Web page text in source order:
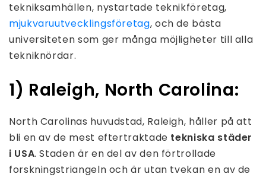
tekniksamhällen, nystartade teknikföretag,
mjukvaruutvecklingsföretag, och de bästa
universiteten som ger många möjligheter till alla
tekniknördar.
1) Raleigh, North Carolina:
North Carolinas huvudstad, Raleigh, håller på att
bli en av de mest eftertraktade tekniska städer
i USA. Staden är en del av den förtrollade
forskningstriangeln och är utan tvekan en av de